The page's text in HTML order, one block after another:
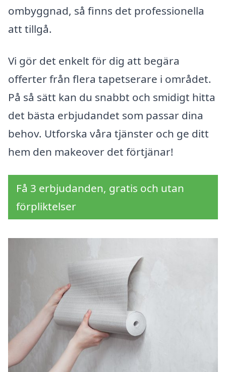
ombyggnad, så finns det professionella
att tillgå.
Vi gör det enkelt för dig att begära
offerter från flera tapetserare i området.
På så sätt kan du snabbt och smidigt hitta
det bästa erbjudandet som passar dina
behov. Utforska våra tjänster och ge ditt
hem den makeover det förtjänar!
Få 3 erbjudanden, gratis och utan
förpliktelser